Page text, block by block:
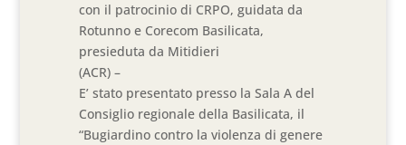
con il patrocinio di CRPO, guidata da
Rotunno e Corecom Basilicata,
presieduta da Mitidieri
(ACR) –
E’ stato presentato presso la Sala A del
Consiglio regionale della Basilicata, il
“Bugiardino contro la violenza di genere